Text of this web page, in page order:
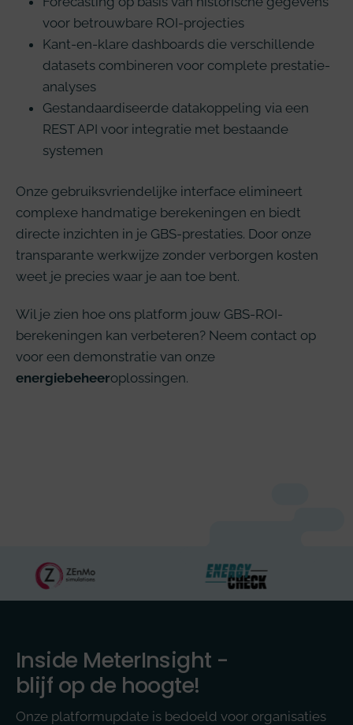
voor betrouwbare ROI-projecties
Kant-en-klare dashboards die verschillende
datasets combineren voor complete prestatie-
analyses
Gestandaardiseerde datakoppeling via een
REST API voor integratie met bestaande
systemen
Onze gebruiksvriendelijke interface elimineert
complexe handmatige berekeningen en biedt
directe inzichten in je GBS-prestaties. Door onze
transparante werkwijze zonder verborgen kosten
weet je precies waar je aan toe bent.
Wil je zien hoe ons platform jouw GBS-ROI-
berekeningen kan verbeteren? Neem contact op
voor een demonstratie van onze
energiebeheeroplossingen.
Inside MeterInsight -
blijf op de hoogte!
Onze platformupdate is bedoeld voor organisaties